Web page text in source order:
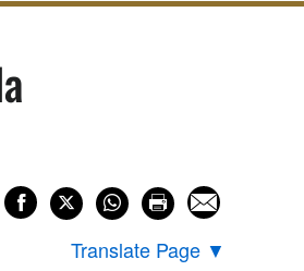
Translate Page ▼